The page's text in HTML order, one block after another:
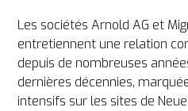
Les sociétés Arnold AG et
entretiennent une relation
depuis de nombreuses
dernières décennies,
intensifs sur les sites de